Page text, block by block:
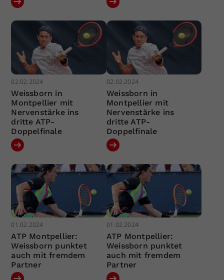
02.02.2024
Weissborn in
Montpellier mit
Nervenstärke ins
dritte ATP-
Doppelfinale
02.02.2024
Weissborn in
Montpellier mit
Nervenstärke ins
dritte ATP-
Doppelfinale
01.02.2024
ATP Montpellier:
Weissborn punktet
auch mit fremdem
Partner
01.02.2024
ATP Montpellier:
Weissborn punktet
auch mit fremdem
Partner